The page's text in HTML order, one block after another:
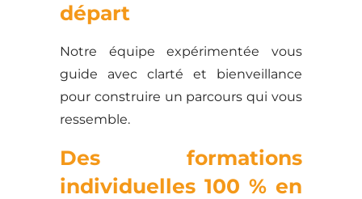
départ
Notre équipe expérimentée vous
guide avec clarté et bienveillance
pour construire un parcours qui vous
ressemble.
Des formations
individuelles 100 % en